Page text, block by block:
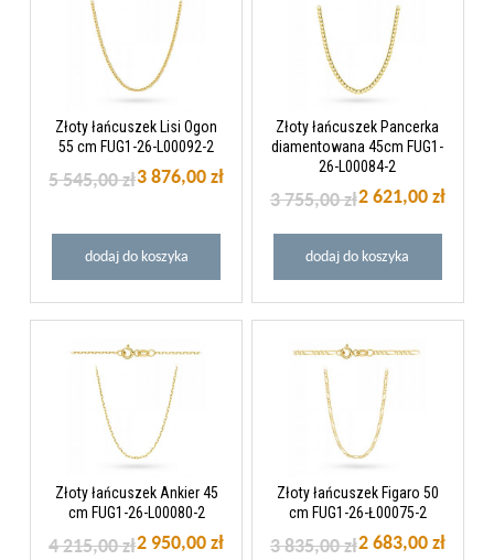
Złoty łańcuszek Lisi Ogon
55 cm FUG1-26-L00092-2
3 876,00 zł
5 545,00 zł
dodaj do koszyka
Złoty łańcuszek Pancerka
diamentowana 45cm FUG1-
26-L00084-2
2 621,00 zł
3 755,00 zł
dodaj do koszyka
Złoty łańcuszek Ankier 45
cm FUG1-26-L00080-2
2 950,00 zł
4 215,00 zł
Złoty łańcuszek Figaro 50
cm FUG1-26-Ł00075-2
2 683,00 zł
3 835,00 zł